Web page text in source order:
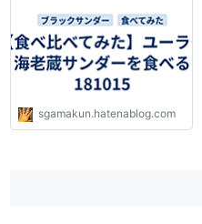
sgamakun.hatenablog.com